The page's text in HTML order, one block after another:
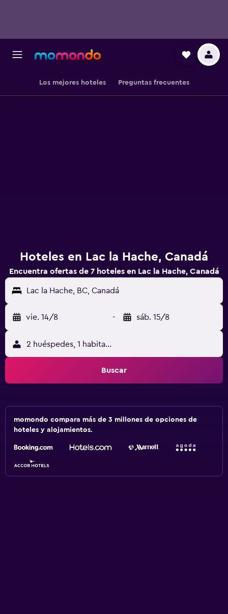
Los mejores hoteles Preguntas frecuentes
Hoteles en Lac la Hache, Canadá
Encuentra ofertas de 7 hoteles en Lac la Hache, Canadá
Lac la Hache, BC, Canadá
vie. 14/8 - sáb. 15/8
2 huéspedes, 1 habitación
Buscar
momondo compara más de 3 millones de opciones de
hoteles y alojamientos.